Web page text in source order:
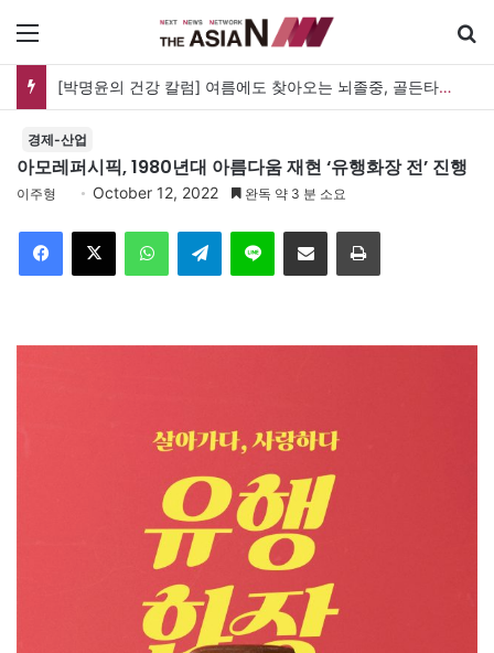
[박명윤의 건강 칼럼] 여름에도 찾아오는 뇌졸중, 골든타임을 지켜라
경제-산업
아모레퍼시픽, 1980년대 아름다움 재현 ‘유행화장 전’ 진행
이주형 October 12, 2022 완독 약 3 분 소요
Telegram 이메일